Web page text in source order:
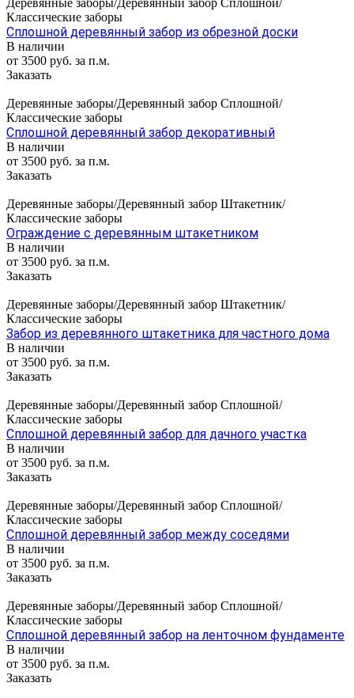
Классические заборы
Сплошной деревянный забор из обрезной доски
В наличии
от 3500 руб. за п.м.
Заказать
Деревянные заборы/Деревянный забор Сплошной/
Классические заборы
Сплошной деревянный забор декоративный
В наличии
от 3500 руб. за п.м.
Заказать
Деревянные заборы/Деревянный забор Штакетник/
Классические заборы
Ограждение с деревянным штакетником
В наличии
от 3500 руб. за п.м.
Заказать
Деревянные заборы/Деревянный забор Штакетник/
Классические заборы
Забор из деревянного штакетника для частного дома
В наличии
от 3500 руб. за п.м.
Заказать
Деревянные заборы/Деревянный забор Сплошной/
Классические заборы
Сплошной деревянный забор для дачного участка
В наличии
от 3500 руб. за п.м.
Заказать
Деревянные заборы/Деревянный забор Сплошной/
Классические заборы
Сплошной деревянный забор между соседями
В наличии
от 3500 руб. за п.м.
Заказать
Деревянные заборы/Деревянный забор Сплошной/
Классические заборы
Сплошной деревянный забор на ленточном фундаменте
В наличии
от 3500 руб. за п.м.
Заказать